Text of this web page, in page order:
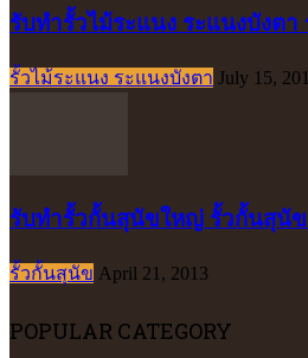
รับทำรั้วไม้ระแนง ระแนงบังตา
รั้วไม้ระแนง ระแนงบังตา July 15,
รับทำรั้วกั้นสุนัขใหญ่ รั้วกั้นสุนั
รั้วกั้นสุนัข April 21, 2013
POPULAR CATEGORY